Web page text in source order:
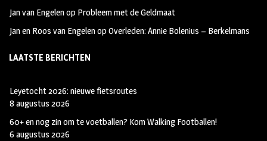
kr
a
e
r
Jan van Engelenop Probleem met de Geldmaat
Jan en Roos van EngelenopOverleden: Annie Bolenius – Berkelmans
LAATSTE BERICHTEN
Leyetocht 2026: nieuwe fietsroutes
8 augustus 2026
60+ en nog zin om te voetballen? Kom Walking Footballen!
6 augustus 2026